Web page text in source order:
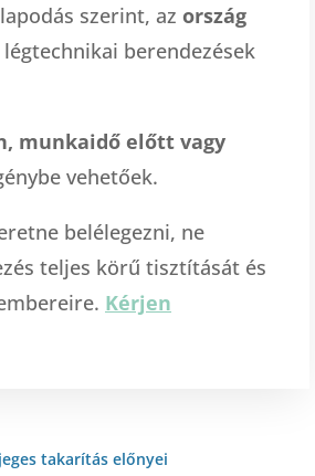
szerint, az ország
berendezések
munkaidő előtt vagy
vehetőek.
belélegezni, ne
teljes körű tisztítását és
Kérjen
takarítás előnyei